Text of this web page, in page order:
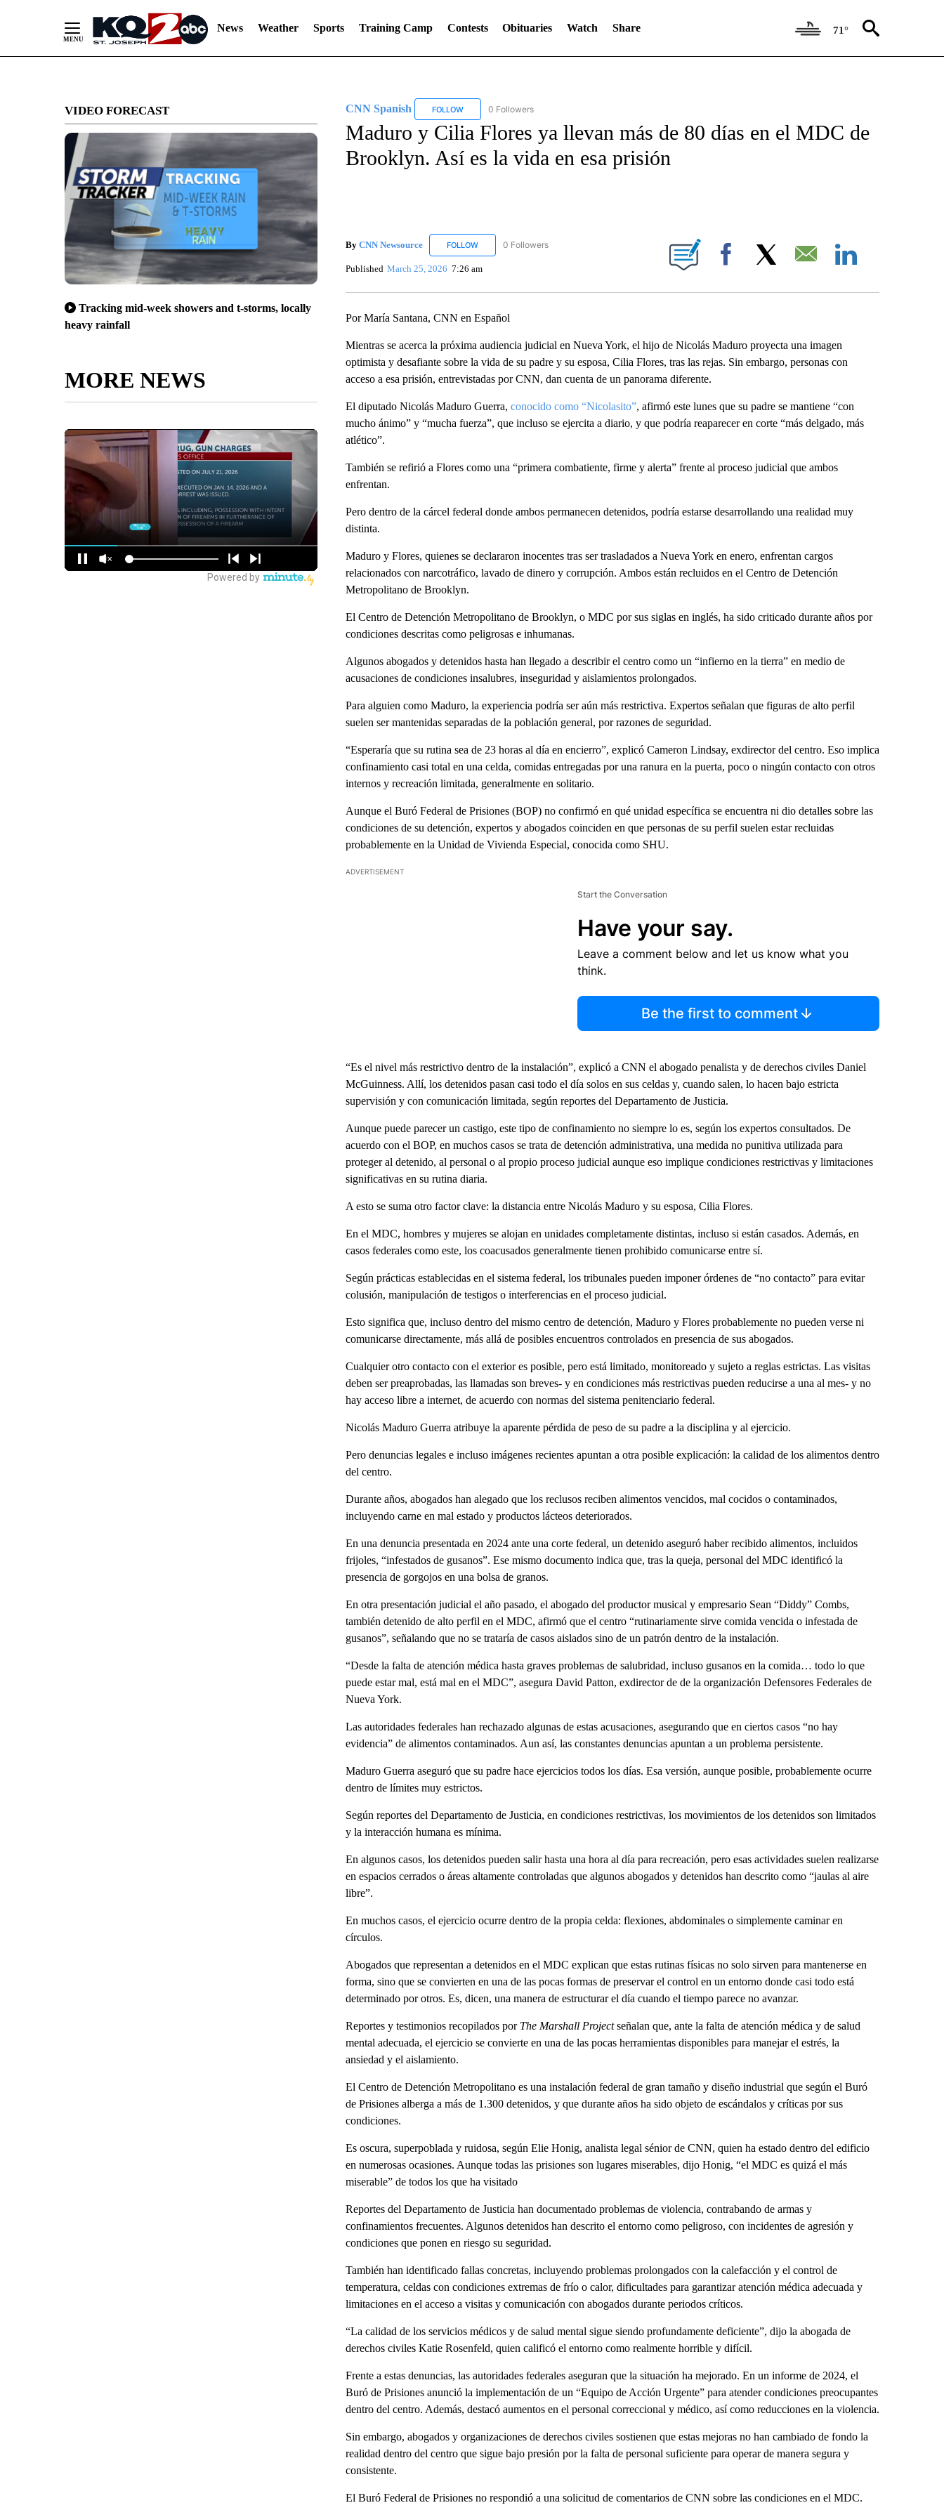
News Weather Sports Training Camp Contests Obituaries Watch Share 71°
VIDEO FORECAST
Tracking mid-week showers and t-storms, locally
heavy rainfall
MORE NEWS
CNN Spanish FOLLOWFOLLOW "CNN SPANISH" TO RECEIVE NOTIFICATIONS ABOUT NEW PAGES ON "CNN SPANISH".
0 Followers
Maduro y Cilia Flores ya llevan más de 80 días en el MDC de
Brooklyn. Así es la vida en esa prisión
By CNN Newsource FOLLOWFOLLOW "CNN NEWSOURCE" TO RECEIVE NOTIFICATIONS ABOUT NEW PAGES ON "CNN NEWSOURCE".
0 Followers
Published March 25, 2026 7:26 am Facebook Email
Por María Santana, CNN en Español
Mientras se acerca la próxima audiencia judicial en Nueva York, el hijo de Nicolás Maduro proyecta una imagen
optimista y desafiante sobre la vida de su padre y su esposa, Cilia Flores, tras las rejas. Sin embargo, personas con
acceso a esa prisión, entrevistadas por CNN, dan cuenta de un panorama diferente.
El diputado Nicolás Maduro Guerra, conocido como “Nicolasito”, afirmó este lunes que su padre se mantiene “con
mucho ánimo” y “mucha fuerza”, que incluso se ejercita a diario, y que podría reaparecer en corte “más delgado, más
atlético”.
También se refirió a Flores como una “primera combatiente, firme y alerta” frente al proceso judicial que ambos
enfrentan.
Pero dentro de la cárcel federal donde ambos permanecen detenidos, podría estarse desarrollando una realidad muy
distinta.
Maduro y Flores, quienes se declararon inocentes tras ser trasladados a Nueva York en enero, enfrentan cargos
relacionados con narcotráfico, lavado de dinero y corrupción. Ambos están recluidos en el Centro de Detención
Metropolitano de Brooklyn.
El Centro de Detención Metropolitano de Brooklyn, o MDC por sus siglas en inglés, ha sido criticado durante años por
condiciones descritas como peligrosas e inhumanas.
Algunos abogados y detenidos hasta han llegado a describir el centro como un “infierno en la tierra” en medio de
acusaciones de condiciones insalubres, inseguridad y aislamientos prolongados.
Para alguien como Maduro, la experiencia podría ser aún más restrictiva. Expertos señalan que figuras de alto perfil
suelen ser mantenidas separadas de la población general, por razones de seguridad.
“Esperaría que su rutina sea de 23 horas al día en encierro”, explicó Cameron Lindsay, exdirector del centro. Eso implica
confinamiento casi total en una celda, comidas entregadas por una ranura en la puerta, poco o ningún contacto con otros
internos y recreación limitada, generalmente en solitario.
Aunque el Buró Federal de Prisiones (BOP) no confirmó en qué unidad específica se encuentra ni dio detalles sobre las
condiciones de su detención, expertos y abogados coinciden en que personas de su perfil suelen estar recluidas
probablemente en la Unidad de Vivienda Especial, conocida como SHU.
ADVERTISEMENT
Start the Conversation
Have your say.
Leave a comment below and let us know what you
think.
Be the first to comment
“Es el nivel más restrictivo dentro de la instalación”, explicó a CNN el abogado penalista y de derechos civiles Daniel
McGuinness. Allí, los detenidos pasan casi todo el día solos en sus celdas y, cuando salen, lo hacen bajo estricta
supervisión y con comunicación limitada, según reportes del Departamento de Justicia.
Aunque puede parecer un castigo, este tipo de confinamiento no siempre lo es, según los expertos consultados. De
acuerdo con el BOP, en muchos casos se trata de detención administrativa, una medida no punitiva utilizada para
proteger al detenido, al personal o al propio proceso judicial aunque eso implique condiciones restrictivas y limitaciones
significativas en su rutina diaria.
A esto se suma otro factor clave: la distancia entre Nicolás Maduro y su esposa, Cilia Flores.
En el MDC, hombres y mujeres se alojan en unidades completamente distintas, incluso si están casados. Además, en
casos federales como este, los coacusados generalmente tienen prohibido comunicarse entre sí.
Según prácticas establecidas en el sistema federal, los tribunales pueden imponer órdenes de “no contacto” para evitar
colusión, manipulación de testigos o interferencias en el proceso judicial.
Esto significa que, incluso dentro del mismo centro de detención, Maduro y Flores probablemente no pueden verse ni
comunicarse directamente, más allá de posibles encuentros controlados en presencia de sus abogados.
Cualquier otro contacto con el exterior es posible, pero está limitado, monitoreado y sujeto a reglas estrictas. Las visitas
deben ser preaprobadas, las llamadas son breves- y en condiciones más restrictivas pueden reducirse a una al mes- y no
hay acceso libre a internet, de acuerdo con normas del sistema penitenciario federal.
Nicolás Maduro Guerra atribuye la aparente pérdida de peso de su padre a la disciplina y al ejercicio.
Pero denuncias legales e incluso imágenes recientes apuntan a otra posible explicación: la calidad de los alimentos dentro
del centro.
Durante años, abogados han alegado que los reclusos reciben alimentos vencidos, mal cocidos o contaminados,
incluyendo carne en mal estado y productos lácteos deteriorados.
En una denuncia presentada en 2024 ante una corte federal, un detenido aseguró haber recibido alimentos, incluidos
frijoles, “infestados de gusanos”. Ese mismo documento indica que, tras la queja, personal del MDC identificó la
presencia de gorgojos en una bolsa de granos.
En otra presentación judicial el año pasado, el abogado del productor musical y empresario Sean “Diddy” Combs,
también detenido de alto perfil en el MDC, afirmó que el centro “rutinariamente sirve comida vencida o infestada de
gusanos”, señalando que no se trataría de casos aislados sino de un patrón dentro de la instalación.
“Desde la falta de atención médica hasta graves problemas de salubridad, incluso gusanos en la comida… todo lo que
puede estar mal, está mal en el MDC”, asegura David Patton, exdirector de de la organización Defensores Federales de
Nueva York.
Las autoridades federales han rechazado algunas de estas acusaciones, asegurando que en ciertos casos “no hay
evidencia” de alimentos contaminados. Aun así, las constantes denuncias apuntan a un problema persistente.
Maduro Guerra aseguró que su padre hace ejercicios todos los días. Esa versión, aunque posible, probablemente ocurre
dentro de límites muy estrictos.
Según reportes del Departamento de Justicia, en condiciones restrictivas, los movimientos de los detenidos son limitados
y la interacción humana es mínima.
En algunos casos, los detenidos pueden salir hasta una hora al día para recreación, pero esas actividades suelen realizarse
en espacios cerrados o áreas altamente controladas que algunos abogados y detenidos han descrito como “jaulas al aire
libre”.
En muchos casos, el ejercicio ocurre dentro de la propia celda: flexiones, abdominales o simplemente caminar en
círculos.
Abogados que representan a detenidos en el MDC explican que estas rutinas físicas no solo sirven para mantenerse en
forma, sino que se convierten en una de las pocas formas de preservar el control en un entorno donde casi todo está
determinado por otros. Es, dicen, una manera de estructurar el día cuando el tiempo parece no avanzar.
Reportes y testimonios recopilados por The Marshall Projectseñalan que, ante la falta de atención médica y de salud
mental adecuada, el ejercicio se convierte en una de las pocas herramientas disponibles para manejar el estrés, la
ansiedad y el aislamiento.
El Centro de Detención Metropolitano es una instalación federal de gran tamaño y diseño industrial que según el Buró
de Prisiones alberga a más de 1.300 detenidos, y que durante años ha sido objeto de escándalos y críticas por sus
condiciones.
Es oscura, superpoblada y ruidosa, según Elie Honig, analista legal sénior de CNN, quien ha estado dentro del edificio
en numerosas ocasiones. Aunque todas las prisiones son lugares miserables, dijo Honig, “el MDC es quizá el más
miserable” de todos los que ha visitado
Reportes del Departamento de Justicia han documentado problemas de violencia, contrabando de armas y
confinamientos frecuentes. Algunos detenidos han descrito el entorno como peligroso, con incidentes de agresión y
condiciones que ponen en riesgo su seguridad.
También han identificado fallas concretas, incluyendo problemas prolongados con la calefacción y el control de
temperatura, celdas con condiciones extremas de frío o calor, dificultades para garantizar atención médica adecuada y
limitaciones en el acceso a visitas y comunicación con abogados durante periodos críticos.
“La calidad de los servicios médicos y de salud mental sigue siendo profundamente deficiente”, dijo la abogada de
derechos civiles Katie Rosenfeld, quien calificó el entorno como realmente horrible y difícil.
Frente a estas denuncias, las autoridades federales aseguran que la situación ha mejorado. En un informe de 2024, el
Buró de Prisiones anunció la implementación de un “Equipo de Acción Urgente” para atender condiciones preocupantes
dentro del centro. Además, destacó aumentos en el personal correccional y médico, así como reducciones en la violencia.
Sin embargo, abogados y organizaciones de derechos civiles sostienen que estas mejoras no han cambiado de fondo la
realidad dentro del centro que sigue bajo presión por la falta de personal suficiente para operar de manera segura y
consistente.
El Buró Federal de Prisiones no respondió a una solicitud de comentarios de CNN sobre las condiciones en el MDC.